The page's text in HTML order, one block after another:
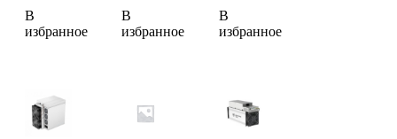
В
избранное
В
избранное
В
избранное